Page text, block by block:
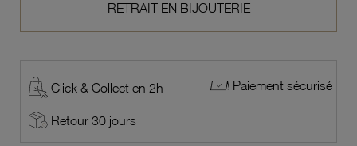
RETRAIT EN BIJOUTERIE
Click & Collect en 2h Paiement sécurisé
Retour 30 jours